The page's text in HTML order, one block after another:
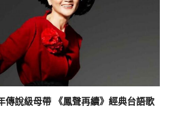
傳說級母帶 《鳳聲再續》經典台語歌